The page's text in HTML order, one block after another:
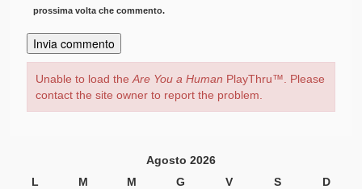
prossima volta che commento.
Unable to load theAre You a Human PlayThru™. Please
contact the site owner to report the problem.
Agosto 2026
L
M M G V S
D